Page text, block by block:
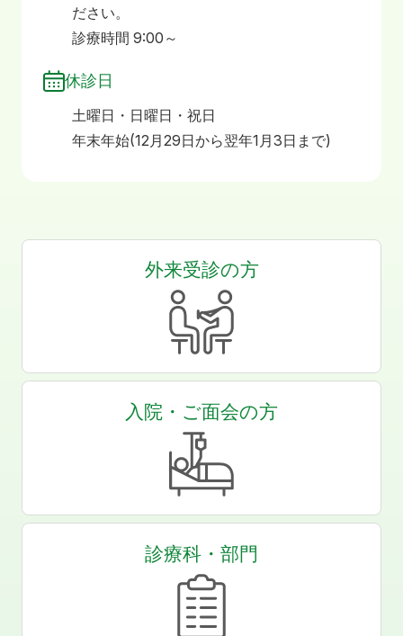
ださい。
診療時間 9:00～
休診日
土曜日・日曜日・祝日
年末年始(12月29日から翌年1月3日まで)
外来受診の方
入院・ご面会の方
診療科・部門